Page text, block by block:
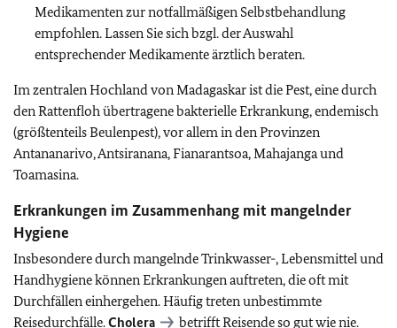
Medikamenten zur notfallmäßigen Selbstbehandlung
empfohlen. Lassen Sie sich bzgl. der Auswahl
entsprechender Medikamente ärztlich beraten.
Im zentralen Hochland von Madagaskar ist die Pest, eine durch
den Rattenfloh übertragene bakterielle Erkrankung, endemisch
(größtenteils Beulenpest), vor allem in den Provinzen
Antananarivo, Antsiranana, Fianarantsoa, Mahajanga und
Toamasina.
Erkrankungen im Zusammenhang mit mangelnder
Hygiene
Insbesondere durch mangelnde Trinkwasser-, Lebensmittel und
Handhygiene können Erkrankungen auftreten, die oft mit
Durchfällen einhergehen. Häufig treten unbestimmte
Reisedurchfälle.Cholera
betrifft Reisende so gut wie nie.